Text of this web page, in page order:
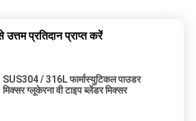
प्रतिदान प्राप्त करें
SUS304 / 316L फार्मास्युटिकल पाउडर
मिक्सर ग्लूकेरना वी टाइप ब्लेंडर मिक्सर